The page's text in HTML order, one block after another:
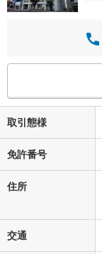
取引態様
免許番号
住所
交通